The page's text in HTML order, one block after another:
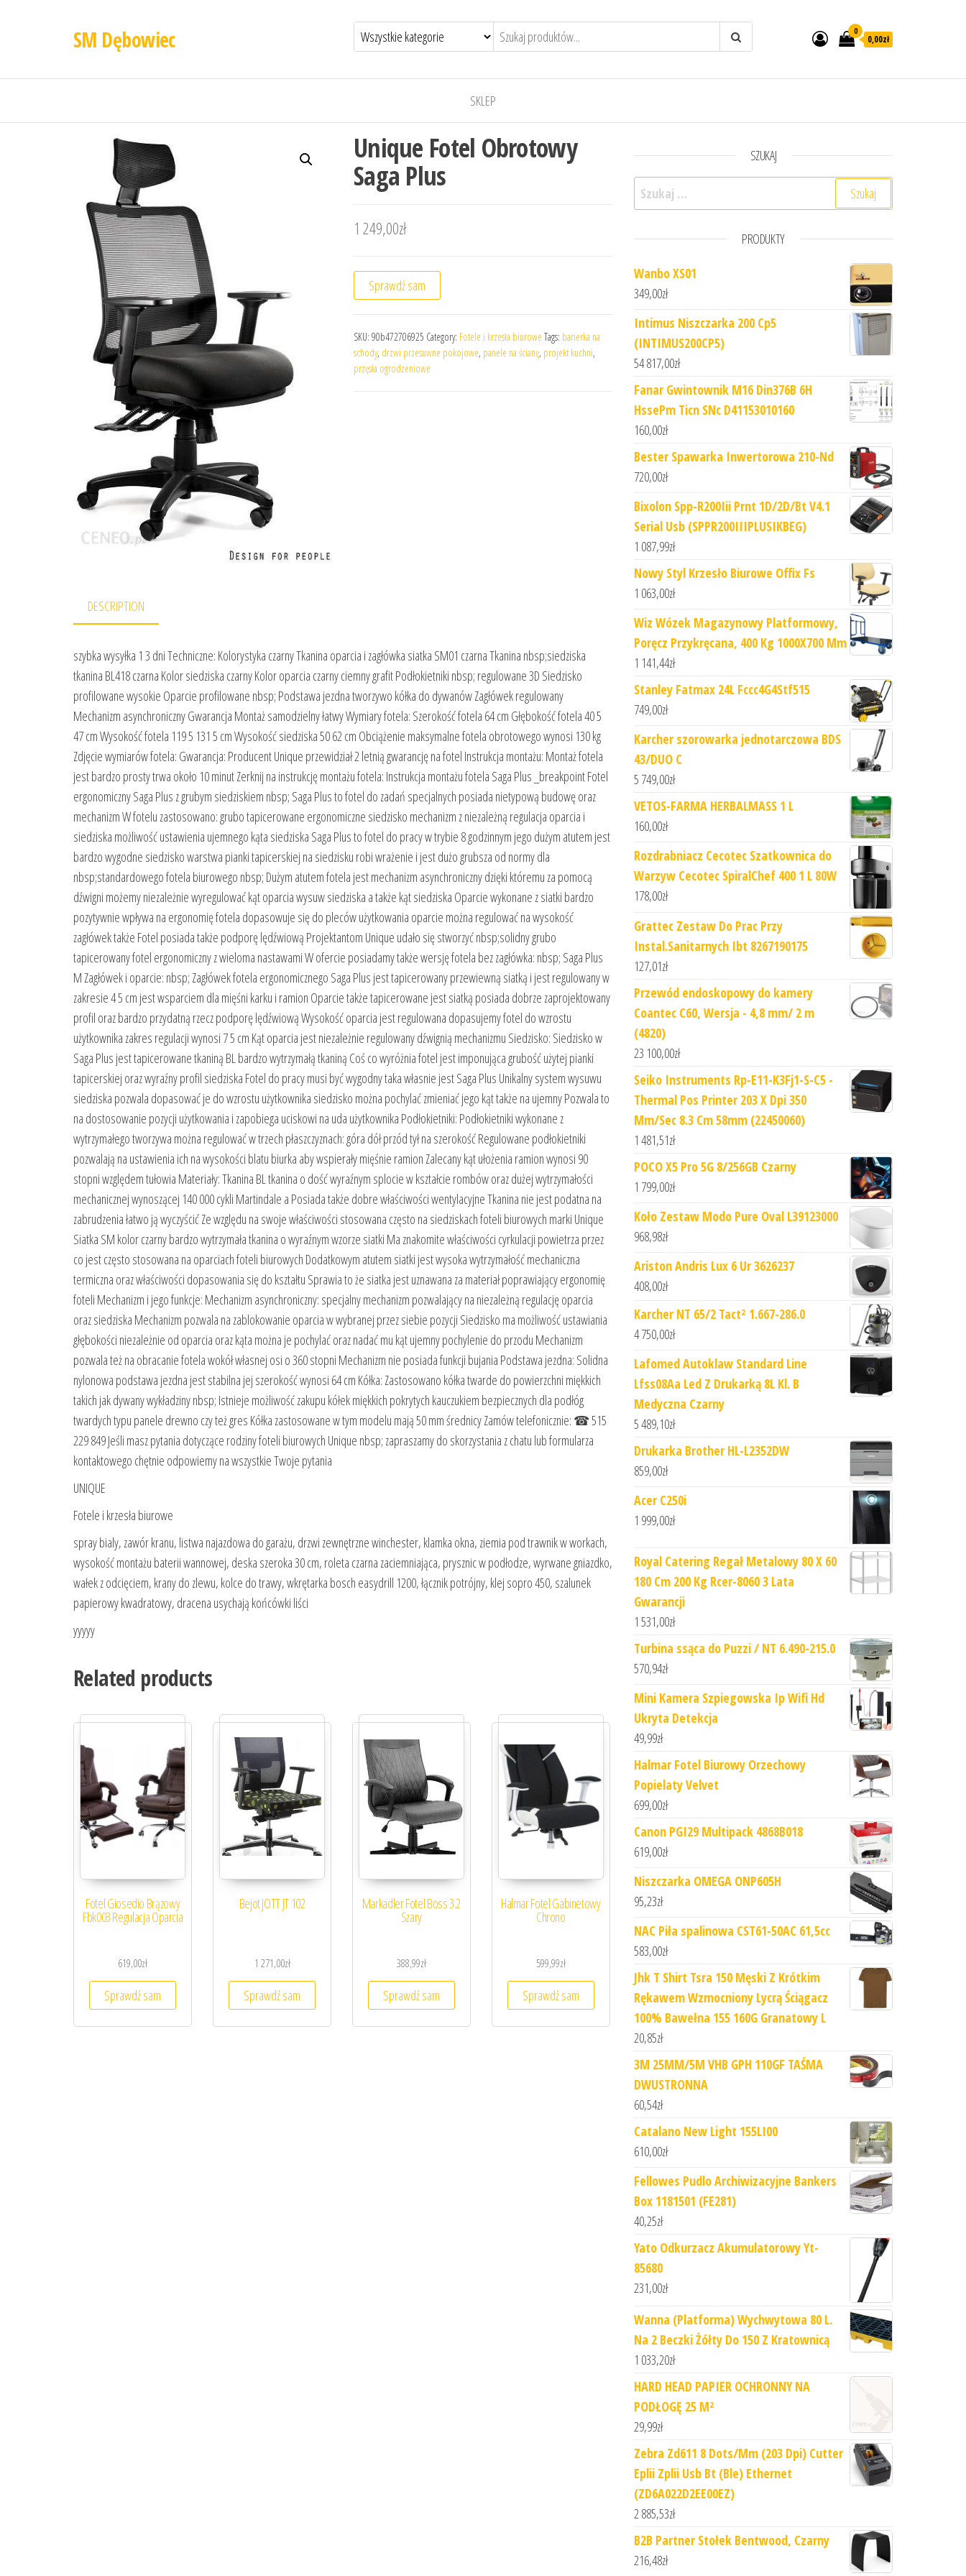
SM Dębowiec 0
0,00zł
SKLEP
Unique Fotel Obrotowy
Saga Plus
1 249,00zł
Sprawdź sam
SKU: 90b472706925 Category: Fotele i krzesła biurowe Tags: barierka na
schody, drzwi przesuwne pokojowe, panele na ścianę, projekt kuchni,
przęsła ogrodzeniowe
DESCRIPTION
szybka wysyłka 1 3 dni Techniczne: Kolorystyka czarny Tkanina oparcia i zagłówka siatka SM01 czarna Tkanina nbsp;siedziska
tkanina BL418 czarna Kolor siedziska czarny Kolor oparcia czarny ciemny grafit Podłokietniki nbsp; regulowane 3D Siedzisko
profilowane wysokie Oparcie profilowane nbsp; Podstawa jezdna tworzywo kółka do dywanów Zagłówek regulowany
Mechanizm asynchroniczny Gwarancja Montaż samodzielny łatwy Wymiary fotela: Szerokość fotela 64 cm Głębokość fotela 40 5
47 cm Wysokość fotela 119 5 131 5 cm Wysokość siedziska 50 62 cm Obciążenie maksymalne fotela obrotowego wynosi 130 kg
Zdjęcie wymiarów fotela: Gwarancja: Producent Unique przewidział 2 letnią gwarancję na fotel Instrukcja montażu: Montaż fotela
jest bardzo prosty trwa około 10 minut Zerknij na instrukcję montażu fotela: Instrukcja montażu fotela Saga Plus _breakpoint Fotel
ergonomiczny Saga Plus z grubym siedziskiem nbsp; Saga Plus to fotel do zadań specjalnych posiada nietypową budowę oraz
mechanizm W fotelu zastosowano: grubo tapicerowane ergonomiczne siedzisko mechanizm z niezależną regulacja oparcia i
siedziska możliwość ustawienia ujemnego kąta siedziska Saga Plus to fotel do pracy w trybie 8 godzinnym jego dużym atutem jest
bardzo wygodne siedzisko warstwa pianki tapicerskiej na siedzisku robi wrażenie i jest dużo grubsza od normy dla
nbsp;standardowego fotela biurowego nbsp; Dużym atutem fotela jest mechanizm asynchroniczny dzięki któremu za pomocą
dźwigni możemy niezależnie wyregulować kąt oparcia wysuw siedziska a także kąt siedziska Oparcie wykonane z siatki bardzo
pozytywnie wpływa na ergonomię fotela dopasowuje się do pleców użytkowania oparcie można regulować na wysokość
zagłówek także Fotel posiada także podporę lędźwiową Projektantom Unique udało się stworzyć nbsp;solidny grubo
tapicerowany fotel ergonomiczny z wieloma nastawami W ofercie posiadamy także wersję fotela bez zagłówka: nbsp; Saga Plus
M Zagłówek i oparcie: nbsp; Zagłówek fotela ergonomicznego Saga Plus jest tapicerowany przewiewną siatką i jest regulowany w
zakresie 4 5 cm jest wsparciem dla mięśni karku i ramion Oparcie także tapicerowane jest siatką posiada dobrze zaprojektowany
profil oraz bardzo przydatną rzecz podporę lędźwiową Wysokość oparcia jest regulowana dopasujemy fotel do wzrostu
użytkownika zakres regulacji wynosi 7 5 cm Kąt oparcia jest niezależnie regulowany dźwignią mechanizmu Siedzisko: Siedzisko w
Saga Plus jest tapicerowane tkaniną BL bardzo wytrzymałą tkaniną Coś co wyróżnia fotel jest imponująca grubość użytej pianki
tapicerskiej oraz wyraźny profil siedziska Fotel do pracy musi być wygodny taka własnie jest Saga Plus Unikalny system wysuwu
siedziska pozwala dopasować je do wzrostu użytkownika siedzisko można pochylać zmieniać jego kąt także na ujemny Pozwala to
na dostosowanie pozycji użytkowania i zapobiega uciskowi na uda użytkownika Podłokietniki: Podłokietniki wykonane z
wytrzymałego tworzywa można regulować w trzech płaszczyznach: góra dół przód tył na szerokość Regulowane podłokietniki
pozwalają na ustawienia ich na wysokości blatu biurka aby wspierały mięśnie ramion Zalecany kąt ułożenia ramion wynosi 90
stopni względem tułowia Materiały: Tkanina BL tkanina o dość wyraźnym splocie w kształcie rombów oraz dużej wytrzymałości
mechanicznej wynoszącej 140 000 cykli Martindale a Posiada także dobre właściwości wentylacyjne Tkanina nie jest podatna na
zabrudzenia łatwo ją wyczyścić Ze względu na swoje właściwości stosowana często na siedziskach foteli biurowych marki Unique
Siatka SM kolor czarny bardzo wytrzymała tkanina o wyraźnym wzorze siatki Ma znakomite właściwości cyrkulacji powietrza przez
co jest często stosowana na oparciach foteli biurowych Dodatkowym atutem siatki jest wysoka wytrzymałość mechaniczna
termiczna oraz właściwości dopasowania się do kształtu Sprawia to że siatka jest uznawana za materiał poprawiający ergonomię
foteli Mechanizm i jego funkcje: Mechanizm asynchroniczny: specjalny mechanizm pozwalający na niezależną regulację oparcia
oraz siedziska Mechanizm pozwala na zablokowanie oparcia w wybranej przez siebie pozycji Siedzisko ma możliwość ustawiania
głębokości niezależnie od oparcia oraz kąta można je pochylać oraz nadać mu kąt ujemny pochylenie do przodu Mechanizm
pozwala też na obracanie fotela wokół własnej osi o 360 stopni Mechanizm nie posiada funkcji bujania Podstawa jezdna: Solidna
nylonowa podstawa jezdna jest stabilna jej szerokość wynosi 64 cm Kółka: Zastosowano kółka twarde do powierzchni miękkich
takich jak dywany wykładziny nbsp; Istnieje możliwość zakupu kółek miękkich pokrytych kauczukiem bezpiecznych dla podłóg
twardych typu panele drewno czy też gres Kółka zastosowane w tym modelu mają 50 mm średnicy Zamów telefonicznie: ☎ 515
229 849 Jeśli masz pytania dotyczące rodziny foteli biurowych Unique nbsp; zapraszamy do skorzystania z chatu lub formularza
kontaktowego chętnie odpowiemy na wszystkie Twoje pytania
UNIQUE
Fotele i krzesła biurowe
spray bialy, zawór kranu, listwa najazdowa do garażu, drzwi zewnętrzne winchester, klamka okna, ziemia pod trawnik w workach,
wysokość montażu baterii wannowej, deska szeroka 30 cm, roleta czarna zaciemniająca, prysznic w podłodze, wyrwane gniazdko,
wałek z odcięciem, krany do zlewu, kolce do trawy, wkrętarka bosch easydrill 1200, łącznik potrójny, klej sopro 450, szalunek
papierowy kwadratowy, dracena usychają końcówki liści
yyyyy
Related products
Fotel Giosedio Brązowy
Fbk003 Regulacja Oparcia
619,00zł
Sprawdź sam
Bejot JOTT JT 102
1 271,00zł
Sprawdź sam
Markadler Fotel Boss 3.2
Szary
388,99zł
Sprawdź sam
Halmar Fotel Gabinetowy
Chrono
599,99zł
Sprawdź sam
SZUKAJ
Szukaj:
PRODUKTY
Wanbo XS01
349,00zł
Intimus Niszczarka 200 Cp5
(INTIMUS200CP5)
54 817,00zł
Fanar Gwintownik M16 Din376B 6H
HssePm Ticn SNc D41153010160
160,00zł
Bester Spawarka Inwertorowa 210-Nd
720,00zł
Bixolon Spp-R200Iii Prnt 1D/2D/Bt V4.1
Serial Usb (SPPR200IIIPLUSIKBEG)
1 087,99zł
Nowy Styl Krzesło Biurowe Offix Fs
1 063,00zł
Wiz Wózek Magazynowy Platformowy,
Poręcz Przykręcana, 400 Kg 1000X700 Mm
1 141,44zł
Stanley Fatmax 24L Fccc4G4Stf515
749,00zł
Karcher szorowarka jednotarczowa BDS
43/DUO C
5 749,00zł
VETOS-FARMA HERBALMASS 1 L
160,00zł
Rozdrabniacz Cecotec Szatkownica do
Warzyw Cecotec SpiralChef 400 1 L 80W
178,00zł
Grattec Zestaw Do Prac Przy
Instal.Sanitarnych Ibt 8267190175
127,01zł
Przewód endoskopowy do kamery
Coantec C60, Wersja - 4,8 mm/ 2 m
(4820)
23 100,00zł
Seiko Instruments Rp-E11-K3Fj1-S-C5 -
Thermal Pos Printer 203 X Dpi 350
Mm/Sec 8.3 Cm 58mm (22450060)
1 481,51zł
POCO X5 Pro 5G 8/256GB Czarny
1 799,00zł
Koło Zestaw Modo Pure Oval L39123000
968,98zł
Ariston Andris Lux 6 Ur 3626237
408,00zł
Karcher NT 65/2 Tact² 1.667-286.0
4 750,00zł
Lafomed Autoklaw Standard Line
Lfss08Aa Led Z Drukarką 8L Kl. B
Medyczna Czarny
5 489,10zł
Drukarka Brother HL-L2352DW
859,00zł
Acer C250i
1 999,00zł
Royal Catering Regał Metalowy 80 X 60
180 Cm 200 Kg Rcer-8060 3 Lata
Gwarancji
1 531,00zł
Turbina ssąca do Puzzi / NT 6.490-215.0
570,94zł
Mini Kamera Szpiegowska Ip Wifi Hd
Ukryta Detekcja
49,99zł
Halmar Fotel Biurowy Orzechowy
Popielaty Velvet
699,00zł
Canon PGI29 Multipack 4868B018
619,00zł
Niszczarka OMEGA ONP605H
95,23zł
NAC Piła spalinowa CST61-50AC 61,5cc
583,00zł
Jhk T Shirt Tsra 150 Męski Z Krótkim
Rękawem Wzmocniony Lycrą Ściągacz
100% Bawełna 155 160G Granatowy L
20,85zł
3M 25MM/5M VHB GPH 110GF TAŚMA
DWUSTRONNA
60,54zł
Catalano New Light 155LI00
610,00zł
Fellowes Pudlo Archiwizacyjne Bankers
Box 1181501 (FE281)
40,25zł
Yato Odkurzacz Akumulatorowy Yt-
85680
231,00zł
Wanna (Platforma) Wychwytowa 80 L.
Na 2 Beczki Żółty Do 150 Z Kratownicą
1 033,20zł
HARD HEAD PAPIER OCHRONNY NA
PODŁOGĘ 25 M²
29,99zł
Zebra Zd611 8 Dots/Mm (203 Dpi) Cutter
Eplii Zplii Usb Bt (Ble) Ethernet
(ZD6A022D2EE00EZ)
2 885,53zł
B2B Partner Stołek Bentwood, Czarny
216,48zł